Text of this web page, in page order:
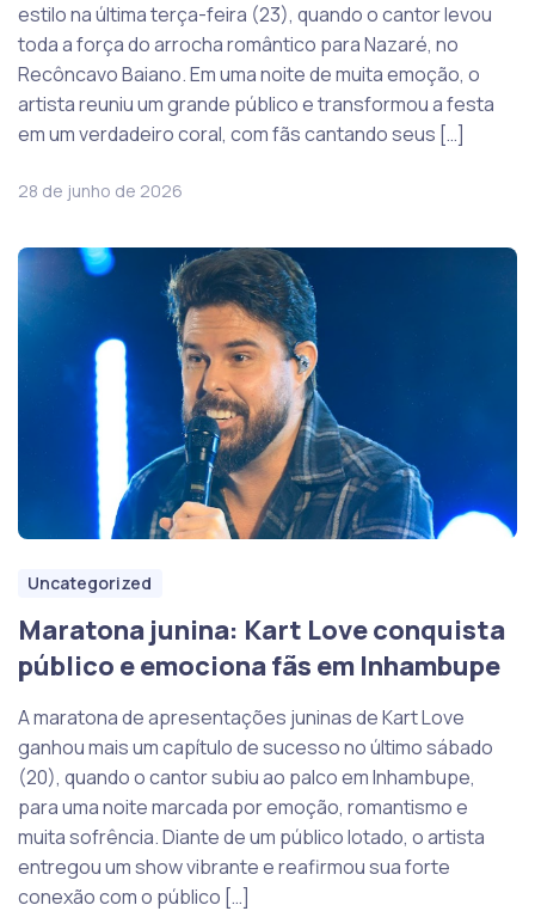
estilo na última terça-feira (23), quando o cantor levou
toda a força do arrocha romântico para Nazaré, no
Recôncavo Baiano. Em uma noite de muita emoção, o
artista reuniu um grande público e transformou a festa
em um verdadeiro coral, com fãs cantando seus […]
28 de junho de 2026
Uncategorized
Maratona junina: Kart Love conquista
público e emociona fãs em Inhambupe
A maratona de apresentações juninas de Kart Love
ganhou mais um capítulo de sucesso no último sábado
(20), quando o cantor subiu ao palco em Inhambupe,
para uma noite marcada por emoção, romantismo e
muita sofrência. Diante de um público lotado, o artista
entregou um show vibrante e reafirmou sua forte
conexão com o público […]